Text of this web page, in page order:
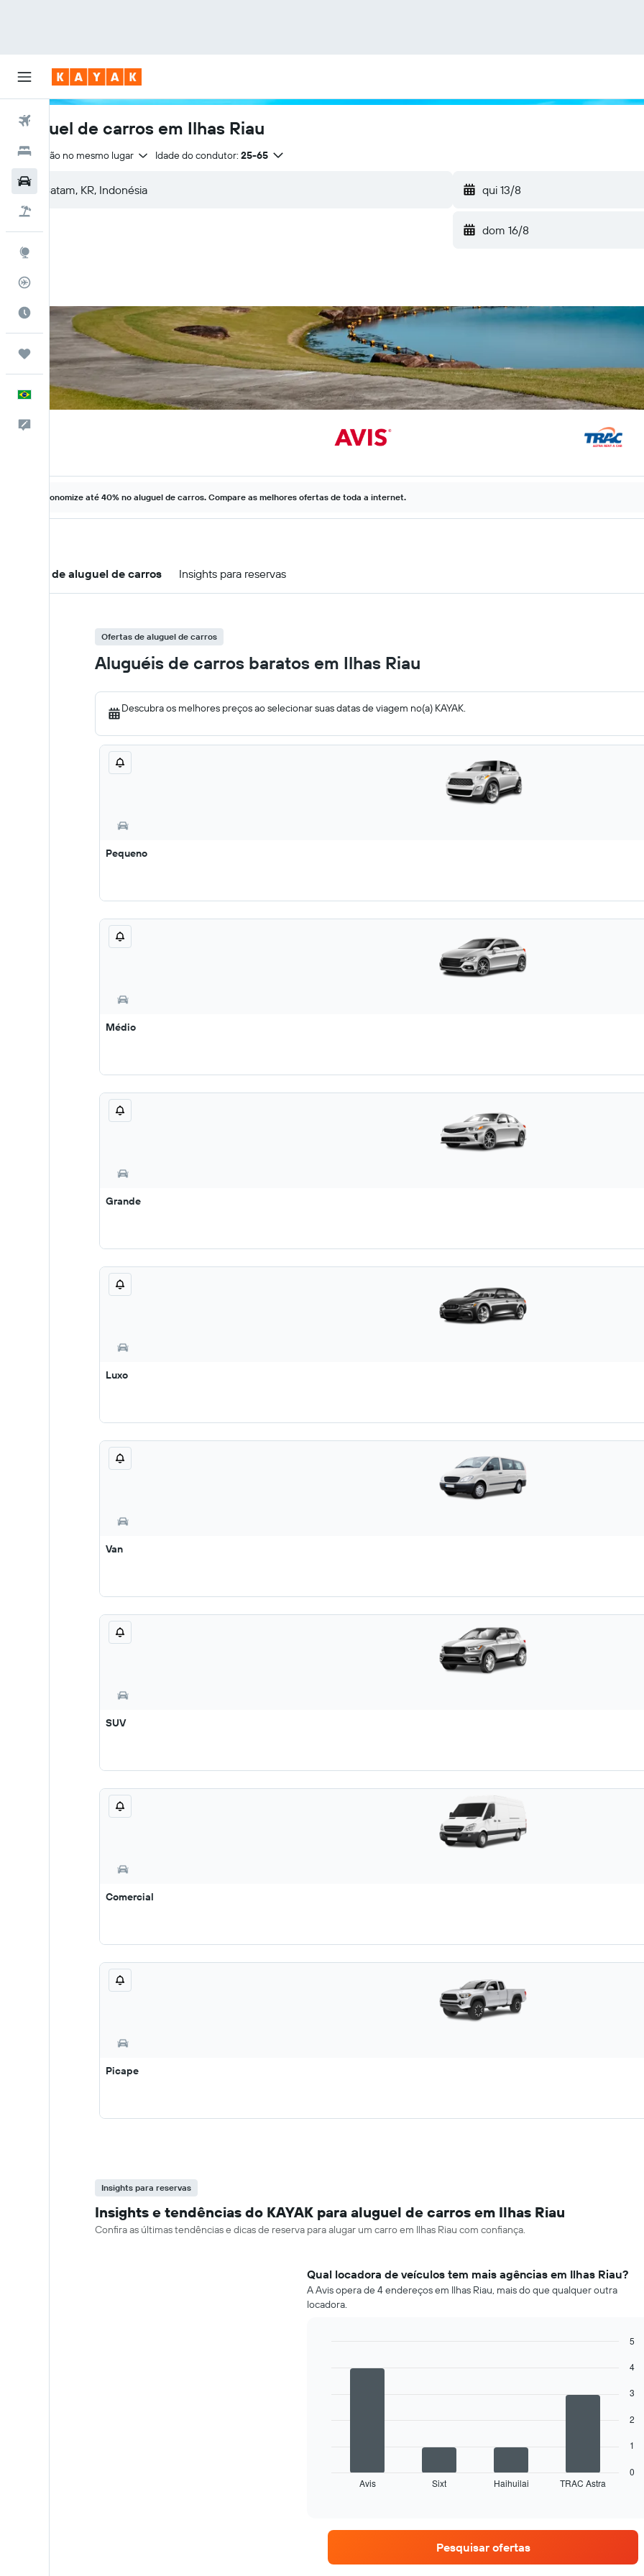
Voos
Hotéis
Quando ir
Trips
Português
Aluguel de carros em Ilhas Riau
Devolução no mesmo lugar Idade do condutor: 25-65
qui 13/8
dom 16/8
Economize até 40% no aluguel de carros. Compare as melhores ofertas de toda a internet.
Ofertas de aluguel de carros Insights para reservas
Ofertas de aluguel de carros
Aluguéis de carros baratos em Ilhas Riau
Descubra os melhores preços ao selecionar suas datas de viagem no(a) KAYAK.
Pequeno
Médio
Grande
Luxo
Van
SUV
Comercial
Picape
Insights para reservas
Insights e tendências do KAYAK para aluguel de carros em Ilhas Riau
Confira as últimas tendências e dicas de reserva para alugar um carro em Ilhas Riau com confiança.
Qual locadora de veículos tem mais agências em Ilhas Riau?
A Avis opera de 4 endereços em Ilhas Riau, mais do que qualquer outra
locadora.
seguir
de
de
graphic.
Avis Sixt Haihuilai TRAC Astra
0
1
2
3
4
5
Pesquisar ofertas